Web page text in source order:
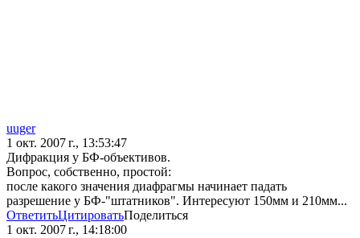
uuger
1 окт. 2007 г., 13:53:47
Дифракция у БФ-объективов.
Вопрос, собственно, простой:
после какого значения диафрагмы начинает падать
разрешение у БФ-"штатников". Интересуют 150мм и 210мм...
ОтветитьЦитироватьПоделиться
1 окт. 2007 г., 14:18:00